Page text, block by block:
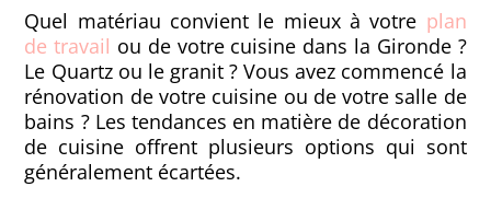
Quel matériau convient le mieux à votre plan
de travail ou de votre cuisine dans la Gironde ?
Le Quartz ou le granit ? Vous avez commencé la
rénovation de votre cuisine ou de votre salle de
bains ? Les tendances en matière de décoration
de cuisine offrent plusieurs options qui sont
généralement écartées.